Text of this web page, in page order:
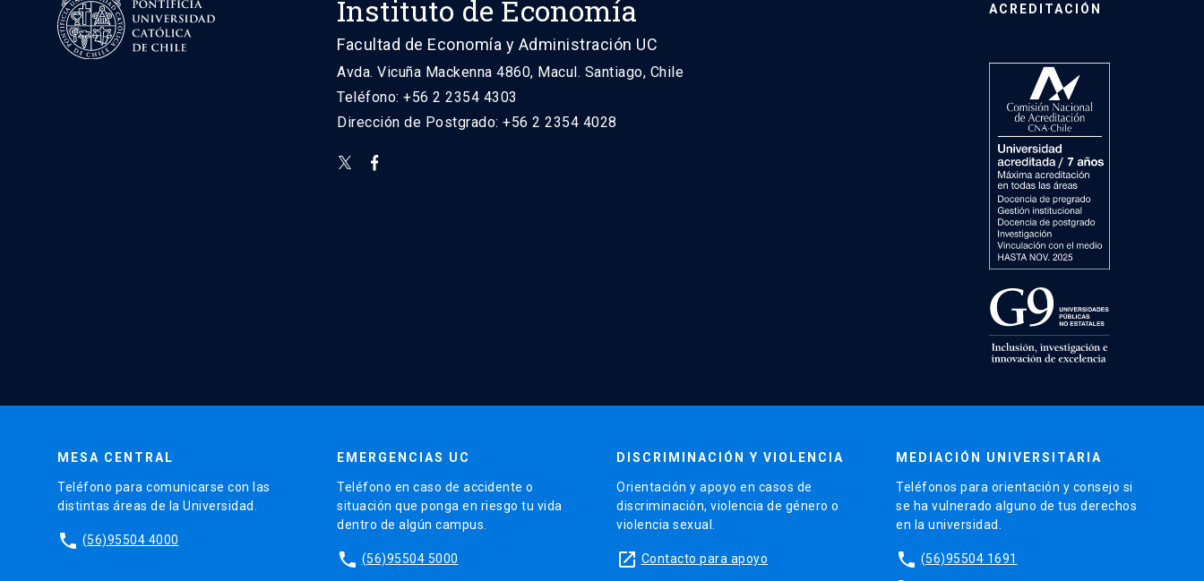
Instituto de Economía
Facultad de Economía y Administración UC
Avda. Vicuña Mackenna 4860, Macul. Santiago, Chile
Teléfono: +56 2 2354 4303
Dirección de Postgrado: +56 2 2354 4028
ACREDITACIÓN
MESA CENTRAL
Teléfono para comunicarse con las
distintas áreas de la Universidad.
phone (56)95504 4000
EMERGENCIAS UC
Teléfono en caso de accidente o
situación que ponga en riesgo tu vida
dentro de algún campus.
phone (56)95504 5000
DISCRIMINACIÓN Y VIOLENCIA
Orientación y apoyo en casos de
discriminación, violencia de género o
violencia sexual.
launch Contacto para apoyo
MEDIACIÓN UNIVERSITARIA
Teléfonos para orientación y consejo si
se ha vulnerado alguno de tus derechos
en la universidad.
phone (56)95504 1691